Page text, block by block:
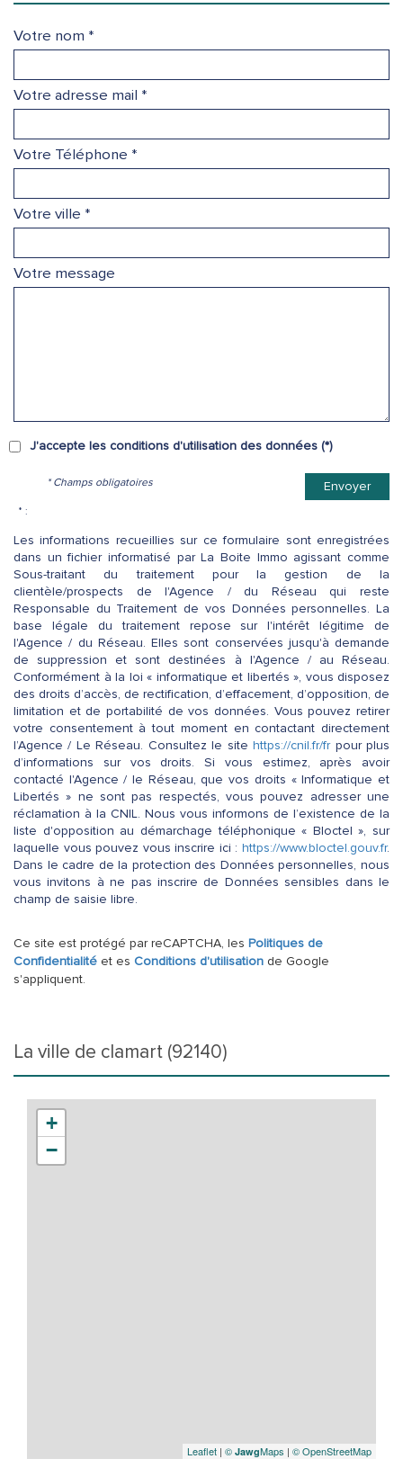
Votre nom *
Votre adresse mail *
Votre Téléphone *
Votre ville *
Votre message
J'accepte les conditions d'utilisation des données (*)
Envoyer
* Champs obligatoires
* :
Les informations recueillies sur ce formulaire sont enregistrées
dans un fichier informatisé par La Boite Immo agissant comme
Sous-traitant du traitement pour la gestion de la
clientèle/prospects de l'Agence / du Réseau qui reste
Responsable du Traitement de vos Données personnelles. La
base légale du traitement repose sur l'intérêt légitime de
l'Agence / du Réseau. Elles sont conservées jusqu'à demande
de suppression et sont destinées à l'Agence / au Réseau.
Conformément à la loi « informatique et libertés », vous disposez
des droits d’accès, de rectification, d’effacement, d’opposition, de
limitation et de portabilité de vos données. Vous pouvez retirer
votre consentement à tout moment en contactant directement
l’Agence / Le Réseau. Consultez le sitehttps://cnil.fr/frpour plus
d’informations sur vos droits. Si vous estimez, après avoir
contacté l'Agence / le Réseau, que vos droits « Informatique et
Libertés » ne sont pas respectés, vous pouvez adresser une
réclamation à la CNIL. Nous vous informons de l’existence de la
liste d'opposition au démarchage téléphonique « Bloctel », sur
laquelle vous pouvez vous inscrire ici : https://www.bloctel.gouv.fr.
Dans le cadre de la protection des Données personnelles, nous
vous invitons à ne pas inscrire de Données sensibles dans le
champ de saisie libre.
Ce site est protégé par reCAPTCHA, les Politiques de
Confidentialité et es Conditions d'utilisation de Google
s'appliquent.
la ville de clamart (92140)
+
−
Leaflet | © JawgMaps | © OpenStreetMap